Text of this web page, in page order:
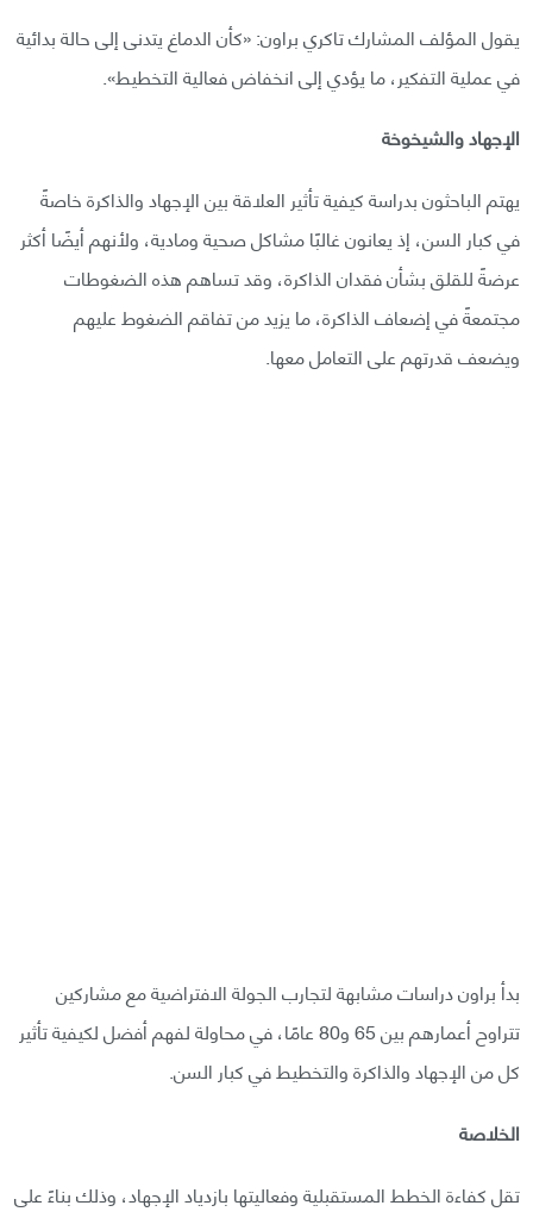
يقول المؤلف المشارك تاكري براون: «كأن الدماغ يتدنى إلى حالة بدائية
في عملية التفكير، ما يؤدي إلى انخفاض فعالية التخطيط».
الإجهاد والشيخوخة
يهتم الباحثون بدراسة كيفية تأثير العلاقة بين الإجهاد والذاكرة خاصةً
في كبار السن، إذ يعانون غالبًا مشاكل صحية ومادية، ولأنهم أيضًا أكثر
عرضةً للقلق بشأن فقدان الذاكرة، وقد تساهم هذه الضغوطات
مجتمعةً في إضعاف الذاكرة، ما يزيد من تفاقم الضغوط عليهم
ويضعف قدرتهم على التعامل معها.
بدأ براون دراسات مشابهة لتجارب الجولة الافتراضية مع مشاركين
تتراوح أعمارهم بين 65 و80 عامًا، في محاولة لفهم أفضل لكيفية تأثير
كل من الإجهاد والذاكرة والتخطيط في كبار السن.
الخلاصة
تقل كفاءة الخطط المستقبلية وفعاليتها بازدياد الإجهاد، وذلك بناءً على